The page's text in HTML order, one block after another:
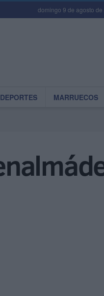
domingo 9 de agosto
DEPORTES MARRUECOS